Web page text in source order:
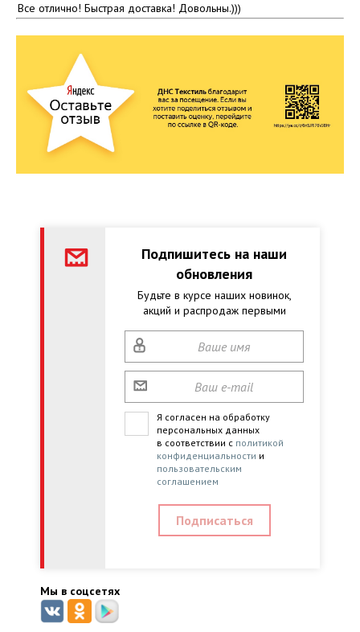
Все отлично! Быстрая доставка! Довольны.)))
Подпишитесь на наши
обновления
Будьте в курсе наших новинок,
акций и распродаж первыми
Я согласен на обработку
персональных данных
в соответствии с политикой
конфиденциальности и
пользовательским
соглашением
Мы в соцсетях